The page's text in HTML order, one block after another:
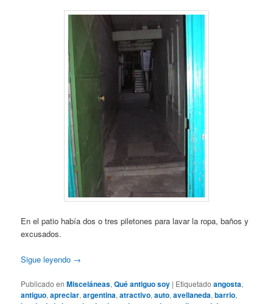
En el patio había dos o tres piletones para lavar la ropa, baños y
excusados.
Sigue leyendo →
Publicado en Misceláneas,Qué antiguo soy | Etiquetado angosta,
antiguo,apreciar,argentina,atractivo,auto,avellaneda,barrio,